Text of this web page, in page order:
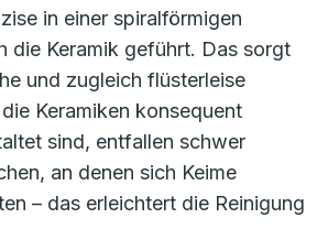
in einer spiralförmigen
die Keramik geführt. Das sorgt
und zugleich flüsterleise
Keramiken konsequent
sind, entfallen schwer
an denen sich Keime
– das erleichtert die Reinigung